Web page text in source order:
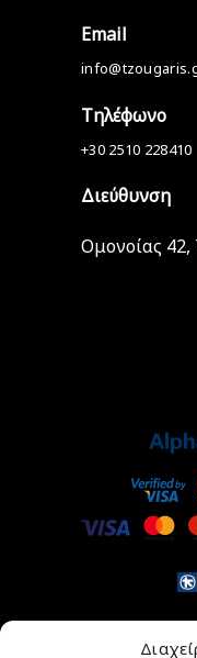
Email
Τηλέφωνο
+30 2510 228410
Διεύθυνση
Ομονοίας